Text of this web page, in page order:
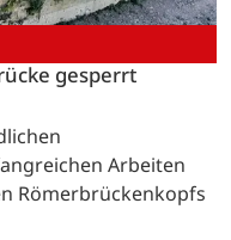
gesperrt
Arbeiten
Römerbrückenkopfs